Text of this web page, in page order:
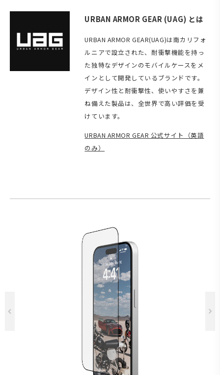
URBAN ARMOR GEAR (UAG) とは
URBAN ARMOR GEAR(UAG)は南カリフォ
ルニアで設立された、耐衝撃機能を持っ
た独特なデザインのモバイルケースをメ
インとして開発しているブランドです。
デザイン性と耐衝撃性、使いやすさを兼
ね備えた製品は、全世界で高い評価を受
けています。
URBAN ARMOR GEAR 公式サイト（英語
のみ）